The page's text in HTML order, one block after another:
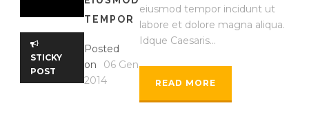
STICKY
POST
TEMPOR
Posted
on
06 Gen
2014
eiusmod tempor incidunt ut
labore et dolore magna aliqua.
Idque Caesaris...
READ MORE